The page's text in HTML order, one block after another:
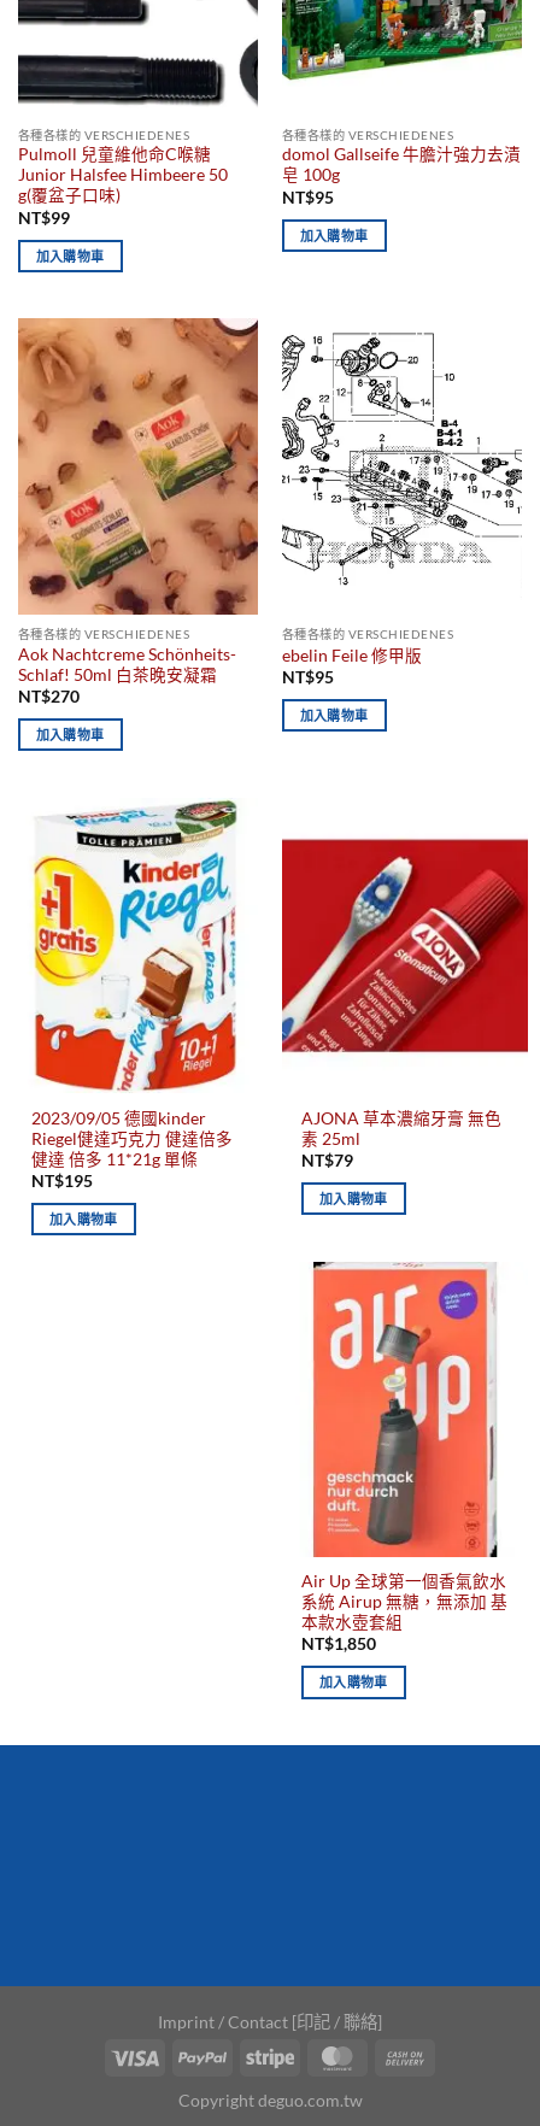
各種各樣的 VERSCHIEDENES
Pulmoll 兒童維他命C喉糖
Junior Halsfee Himbeere 50
g(覆盆子口味)
NT$99
加入購物車
各種各樣的 VERSCHIEDENES
domol Gallseife 牛膽汁強力去漬
皂 100g
NT$95
加入購物車
各種各樣的 VERSCHIEDENES
Aok Nachtcreme Schönheits-
Schlaf! 50ml 白茶晚安凝霜
NT$270
加入購物車
各種各樣的 VERSCHIEDENES
ebelin Feile 修甲版
NT$95
加入購物車
2023/09/05 德國kinder
Riegel健達巧克力 健達倍多
健達 倍多 11*21g 單條
NT$195
加入購物車
AJONA 草本濃縮牙膏 無色
素 25ml
NT$79
加入購物車
Air Up 全球第一個香氣飲水
系統 Airup 無糖，無添加 基
本款水壺套組
NT$1,850
加入購物車
Imprint / Contact [印記 / 聯絡]
Copyright deguo.com.tw